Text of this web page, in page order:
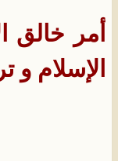
أمر خالق
الإسلام و